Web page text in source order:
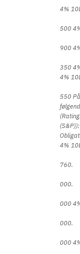
4%
500
900
350
4%
550
(S&P)):
4%
760.
000.
000
000.
000